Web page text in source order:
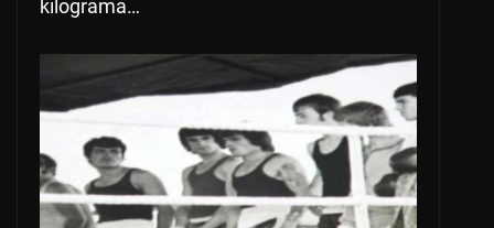
kilograma…